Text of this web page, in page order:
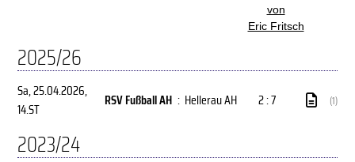
von
Eric Fritsch
2025/26
Sa, 25.04.2026,
14.ST
RSV Fußball AH : Hellerau AH 2 : 7 (1)
2023/24